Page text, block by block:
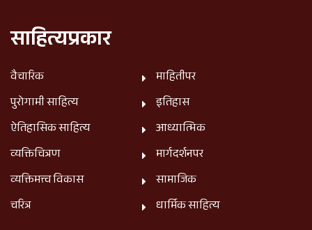
साहित्यप्रकार
वैचारिक
पुरोगामी साहित्य
ऐतिहासिक साहित्य
व्यक्तिचित्रण
व्यक्तिमत्त्व विकास
चरित्र
माहितीपर
इतिहास
आध्यात्मिक
मार्गदर्शनपर
सामाजिक
धार्मिक साहित्य